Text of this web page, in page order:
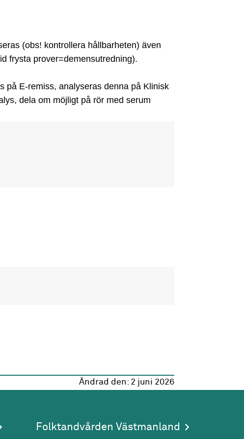
(obs! kontrollera hållbarheten) även
frysta prover=demensutredning).
på E-remiss, analyseras denna på Klinisk
dela om möjligt på rör med serum
Ändrad den: 2 juni 2026
Folktandvården Västmanland